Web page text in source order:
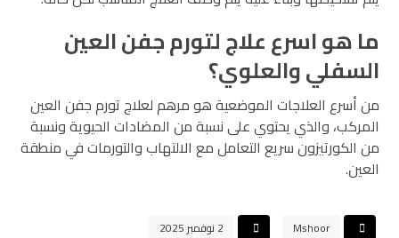
ما هو اسرع علاج لتورم جفن العين
السفلي والعلوي؟
من أسرع العلاجات الموضعية هو مرهم لعلاج تورم جفن العين
المركب، والذي يحتوي على نسبة من المضادات الحيوية ونسبة
من الكورتيزون سريع التعامل مع الالتهاب والتورمات في منطقة
العين.
Mshoor 2 نوفمبر 2025